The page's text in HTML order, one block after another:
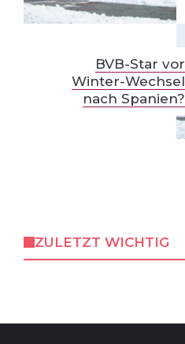
BVB-Star vor
Winter-Wechsel
nach Spanien?
ZULETZT WICHTIG